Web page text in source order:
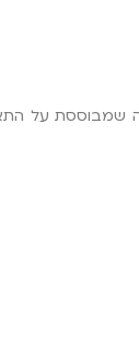
גישה שמבוססת